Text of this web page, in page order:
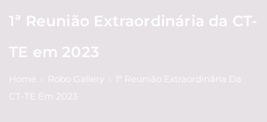
1ª Reunião Extraordinária da CT-
TE em 2023
Home Robo Gallery
1ª Reunião Extraordinária Da
CT-TE Em 2023